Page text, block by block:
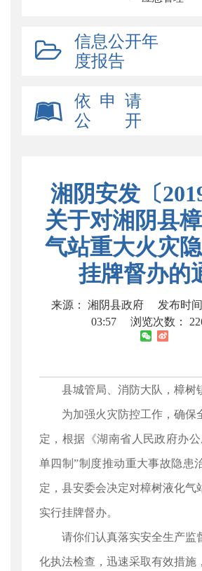
信息公开年
度报告
依 申 请
公 开
湘阴安发〔
关于对湘阴县
气站重大火灾
挂牌督办的
来源： 湘阴县政府
发布时
03:57
浏览次数：
县城管局、消防大队，樟树
为加强火灾防控工作，确保
定，根据《湖南省人民政府办
单四制”制度推动重大事故隐患
定，县安委会决定对樟树液化气
实行挂牌督办。
请你们认真落实安全生产监
化执法检查，迅速采取有效措施